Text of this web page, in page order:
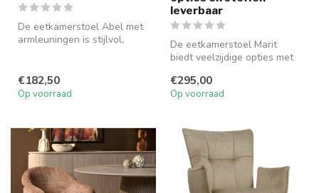
De eetkamerstoel Abel met
armleuningen is stijlvol,
€182,50
Op voorraad
leverbaar
De eetkamerstoel Marit
biedt veelzijdige opties met
wi...
€295,00
Op voorraad